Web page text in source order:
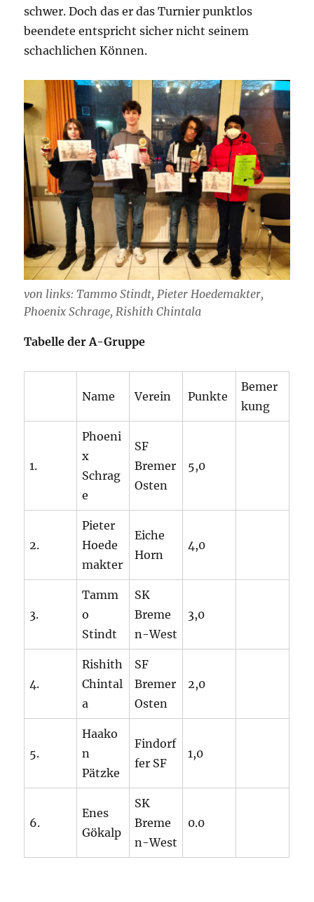
schwer. Doch das er das Turnier punktlos
beendete entspricht sicher nicht seinem
schachlichen Können.
von links: Tammo Stindt, Pieter Hoedemakter,
Phoenix Schrage, Rishith Chintala
Tabelle der A-Gruppe
Name Verein Punkte
Bemer
kung
1.
Phoeni
x
Schrag
e
SF
Bremer
Osten
5,0
2.
Pieter
Hoede
makter
Eiche
Horn
4,0
3.
Tamm
o
Stindt
SK
Breme
n-West
3,0
4.
Rishith
Chintal
a
SF
Bremer
Osten
2,0
5.
Haako
n
Pätzke
Findorf
fer SF
1,0
6.
Enes
Gökalp
SK
Breme
n-West
0.0